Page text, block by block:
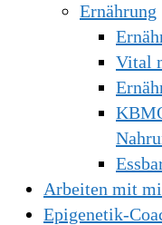
Ernährung
Vital
Arbeiten mit
Epigenetik-